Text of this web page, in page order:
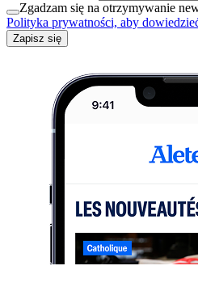
Zgadzam się na otrzymywanie
Polityka prywatności, aby
Zapisz się